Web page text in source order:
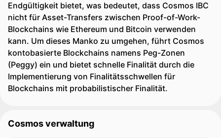
Endgültigkeit bietet, was bedeutet, dass Cosmos IBC
nicht für Asset-Transfers zwischen Proof-of-Work-
Blockchains wie Ethereum und Bitcoin verwenden
kann. Um dieses Manko zu umgehen, führt Cosmos
kontobasierte Blockchains namens Peg-Zonen
(Peggy) ein und bietet schnelle Finalität durch die
Implementierung von Finalitätsschwellen für
Blockchains mit probabilistischer Finalität.
Cosmos verwaltung